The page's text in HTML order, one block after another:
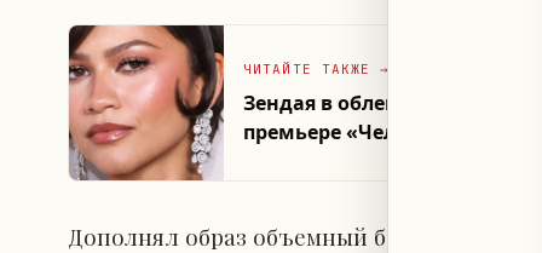
ЧИТАЙТЕ ТАКЖЕ →
Зендая в облегающем
премьере «Человек-паук:
Дополнял образ объемный болеро с